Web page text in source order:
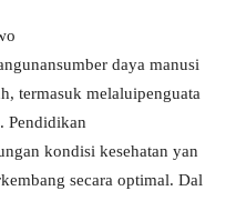
daya manusi
termasuk melaluipenguata
Pendidikan
kondisi kesehatan yan
secara optimal. Dal